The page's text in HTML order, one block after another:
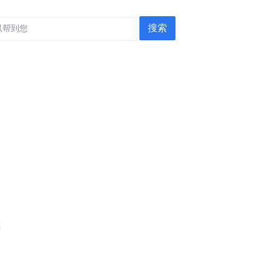
搜索